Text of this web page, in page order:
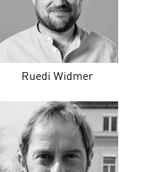
Ruedi Widmer